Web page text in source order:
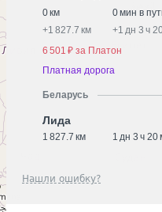
0 км
0 мин в
+1 827.7 км +1 дн 3 ч
6 501 ₽ за Платон
Платная дорога
Беларусь
Лида
1 827.7 км 1 дн 3 ч 20
Нашли ошибку?